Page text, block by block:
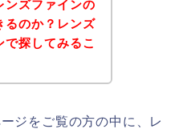
ンズファインの
るのか？レンズ
探してみるこ
ジをご覧の方の中に、レ